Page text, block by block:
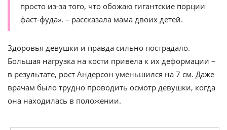
просто из-за того, что обожаю гигантские порции
фаст-фуда». – рассказала мама двоих детей.
Здоровья девушки и правда сильно пострадало.
Большая нагрузка на кости привела к их деформации –
в результате, рост Андерсон уменьшился на 7 см. Даже
врачам было трудно проводить осмотр девушки, когда
она находилась в положении.